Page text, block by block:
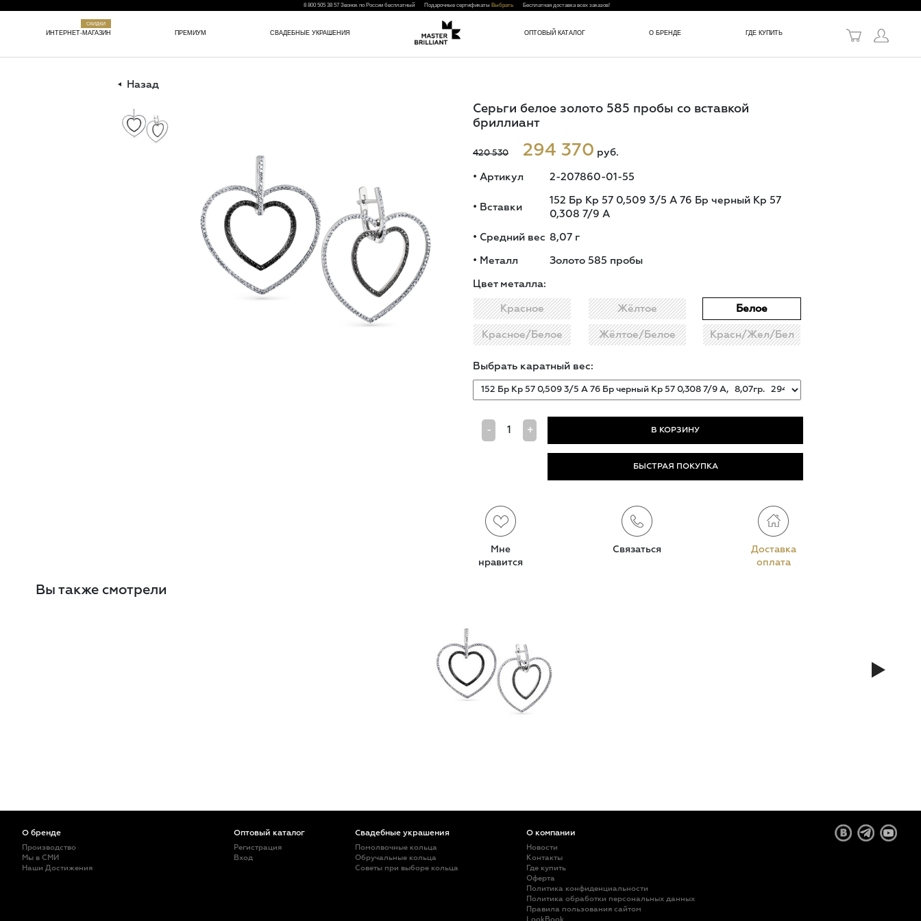
8 800 505 38 57Звонок по России бесплатный Подарочные сертификаты ВыбратьБесплатная доставка всех заказов!
СКИДКИ
ИНТЕРНЕТ-МАГАЗИН ПРЕМИУМ СВАДЕБНЫЕ УКРАШЕНИЯ ОПТОВЫЙ КАТАЛОГ О БРЕНДЕ ГДЕ КУПИТЬ
Назад
Серьги белое золото 585 пробы со вставкой
бриллиант
420 530 294 370 руб.
• Артикул 2-207860-01-55
• Вставки
152 Бр Кр 57 0,509 3/5 А 76 Бр черный Кр 57
0,308 7/9 А
• Средний вес 8,07 г
• Металл Золото 585 пробы
Цвет металла:
Красное Жёлтое Белое
Красное/Белое Жёлтое/Белое Красн/Жел/Бел
Выбрать каратный вес:
- +
БЫСТРАЯ ПОКУПКА
Мне
нравится
Связаться
Доставка
оплата
Вы также смотрели
О бренде
Производство
Мы в СМИ
Наши Достижения
Оптовый каталог
Регистрация
Вход
Свадебные украшения
Помолвочные кольца
Обручальные кольца
Советы при выборе кольца
О компании
Новости
Контакты
Где купить
Оферта
Политика конфиденциальности
Политика обработки персональных данных
Правила пользования сайтом
LookBook